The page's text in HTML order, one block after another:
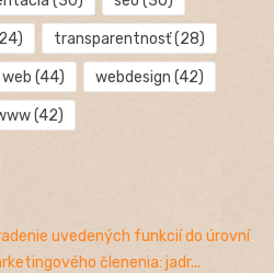
transparentnosť(28)
web (44) webdesign (42)
(42)
uvedených funkcií do úrovní
členenia: jadr...